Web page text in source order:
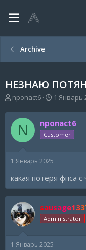
Archive
НЕЗНАЮ
А
т
о
р
т
м
nponact6
Д
т
а
н
а
1 Январь
N nponact6
Customer
1 Январь 2025
какая потеря фпса
Administrator
1 Январь 2025